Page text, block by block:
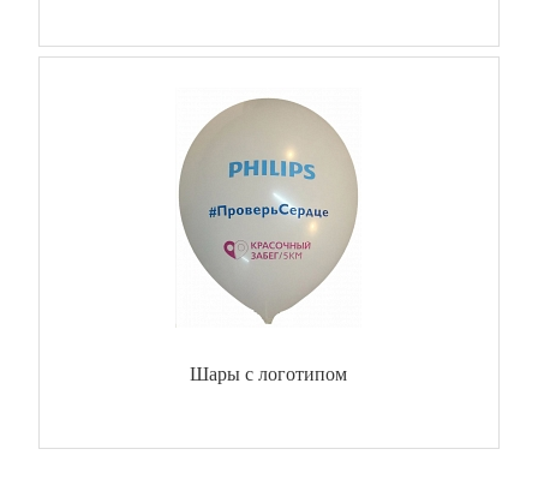
Шары с логотипом